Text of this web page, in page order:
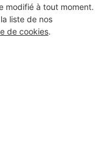
modifié à tout moment.
liste de nos
de cookies.